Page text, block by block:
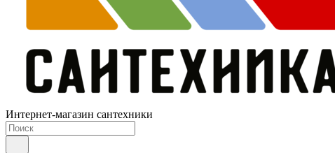
Интернет-магазин сантехники